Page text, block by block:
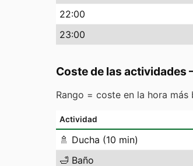
22:00
23:00
Coste de las actividades
Rango = coste en la hora
Actividad
🚿 Ducha (10 min)
🛁 Baño